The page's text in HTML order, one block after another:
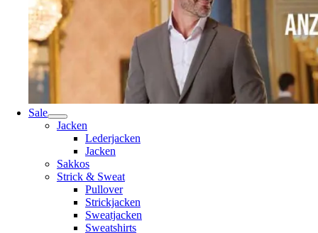
Sale
Jacken
Lederjacken
Jacken
Sakkos
Strick & Sweat
Pullover
Strickjacken
Sweatjacken
Sweatshirts